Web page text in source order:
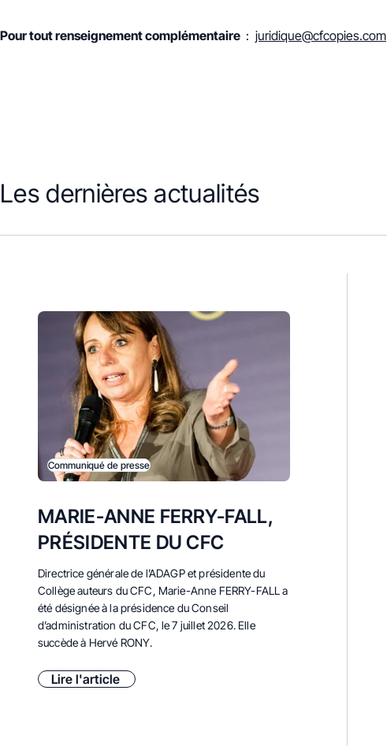
Pour tout renseignement complémentaire : juridique@cfcopies.com
Les dernières actualités
Communiqué de presse
MARIE-ANNE FERRY-FALL,
PRÉSIDENTE DU CFC
Directrice générale de l’ADAGP et présidente du
Collège auteurs du CFC, Marie-Anne FERRY-FALL a
été désignée à la présidence du Conseil
d’administration du CFC, le 7 juillet 2026. Elle
succède à Hervé RONY.
Lire l'article